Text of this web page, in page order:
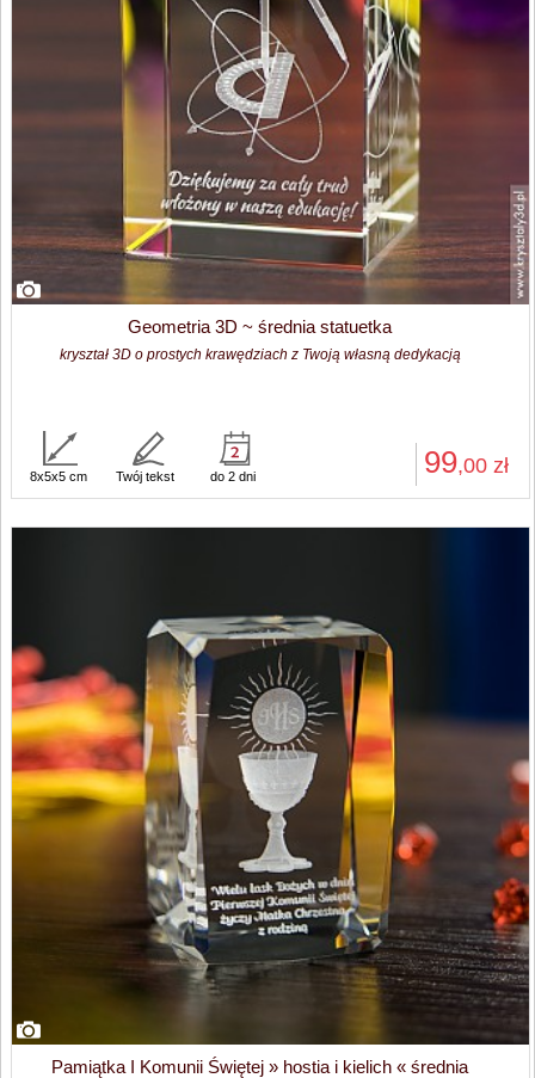
Geometria 3D ~ średnia statuetka
kryształ 3D o prostych krawędziach z Twoją własną dedykacją
99,00 zł
8x5x5 cm Twój tekst do 2 dni
Pamiątka I Komunii Świętej » hostia i kielich « średnia